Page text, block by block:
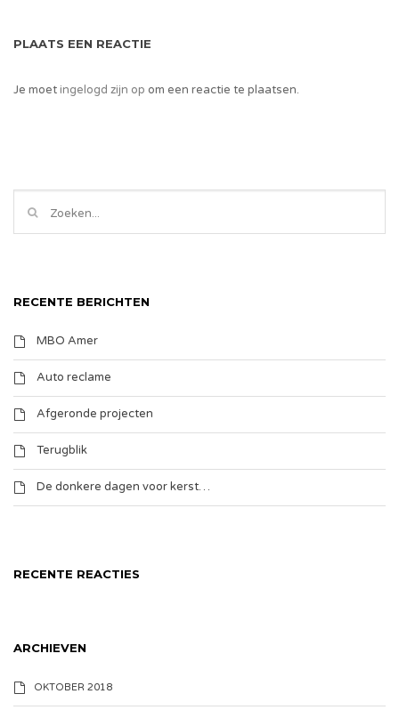
PLAATS EEN REACTIE
Je moetingelogd zijn op om een reactie te plaatsen.
RECENTE BERICHTEN
MBO Amer
Auto reclame
Afgeronde projecten
Terugblik
De donkere dagen voor kerst…
RECENTE REACTIES
ARCHIEVEN
OKTOBER 2018